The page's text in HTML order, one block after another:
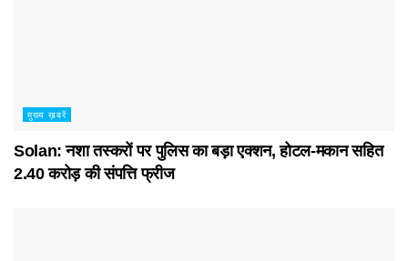
मुख्य ख़बरें
Solan: नशा तस्करों पर पुलिस का बड़ा एक्शन, होटल-मकान सहित
2.40 करोड़ की संपत्ति फ्रीज